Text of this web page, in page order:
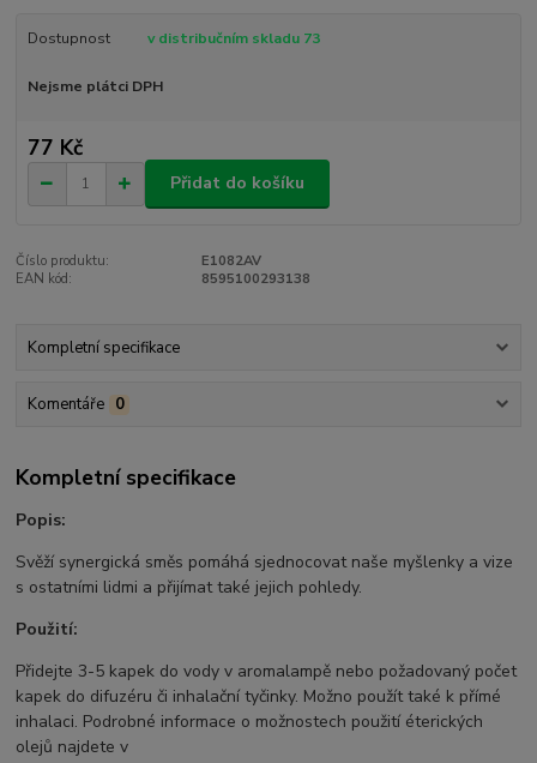
Dostupnost v distribučním skladu 73
Nejsme plátci DPH
77 Kč
Přidat do košíku
Číslo produktu:
E1082AV
EAN kód:
8595100293138
Kompletní specifikace
Komentáře 0
Kompletní specifikace
Popis:
Svěží synergická směs pomáhá sjednocovat naše myšlenky a vize
s ostatními lidmi a přijímat také jejich pohledy.
Použití:
Přidejte 3-5 kapek do vody v aromalampě nebo požadovaný počet
kapek do difuzéru či inhalační tyčinky. Možno použít také k přímé
inhalaci. Podrobné informace o možnostech použití éterických
olejů najdete v